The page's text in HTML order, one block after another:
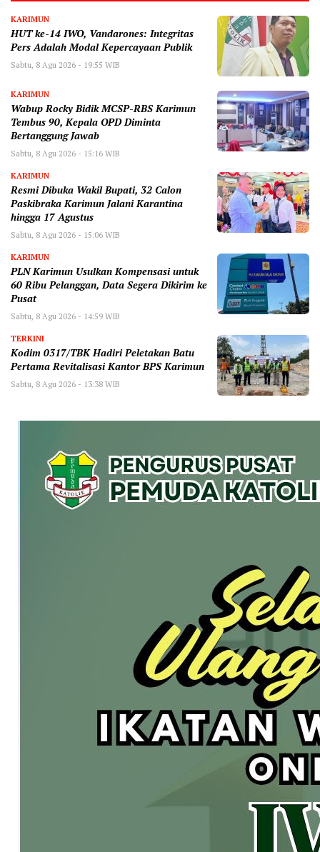
KARIMUN
HUT ke-14 IWO, Vandarones: Integritas
Pers Adalah Modal Kepercayaan Publik
Sabtu, 8 Agu 2026 - 19:55 WIB
KARIMUN
Wabup Rocky Bidik MCSP-RBS Karimun
Tembus 90, Kepala OPD Diminta
Bertanggung Jawab
Sabtu, 8 Agu 2026 - 15:16 WIB
KARIMUN
Resmi Dibuka Wakil Bupati, 32 Calon
Paskibraka Karimun Jalani Karantina
hingga 17 Agustus
Sabtu, 8 Agu 2026 - 15:06 WIB
KARIMUN
PLN Karimun Usulkan Kompensasi untuk
60 Ribu Pelanggan, Data Segera Dikirim ke
Pusat
Sabtu, 8 Agu 2026 - 14:59 WIB
TERKINI
Kodim 0317/TBK Hadiri Peletakan Batu
Pertama Revitalisasi Kantor BPS Karimun
Sabtu, 8 Agu 2026 - 13:38 WIB